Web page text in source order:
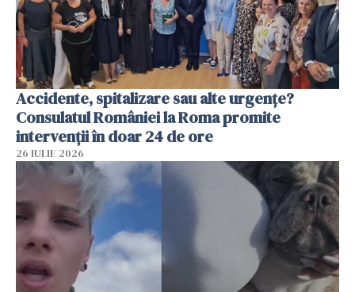
Accidente, spitalizare sau alte urgențe?
Consulatul României la Roma promite
intervenții în doar 24 de ore
26 IULIE 2026